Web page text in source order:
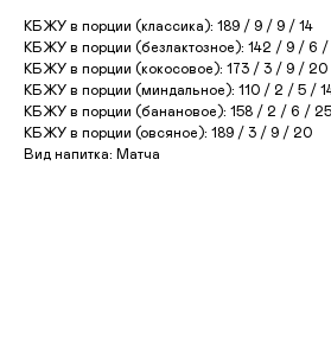
КБЖУ в порции (классика): 189 / 9 / 9 / 14
КБЖУ в порции (безлактозное): 142 / 9 / 6 /
КБЖУ в порции (кокосовое): 173 / 3 / 9 / 20
КБЖУ в порции (миндальное): 110 / 2 / 5 /
КБЖУ в порции (банановое): 158 / 2 / 6 / 25
КБЖУ в порции (овсяное): 189 / 3 / 9 / 20
Вид напитка: Матча